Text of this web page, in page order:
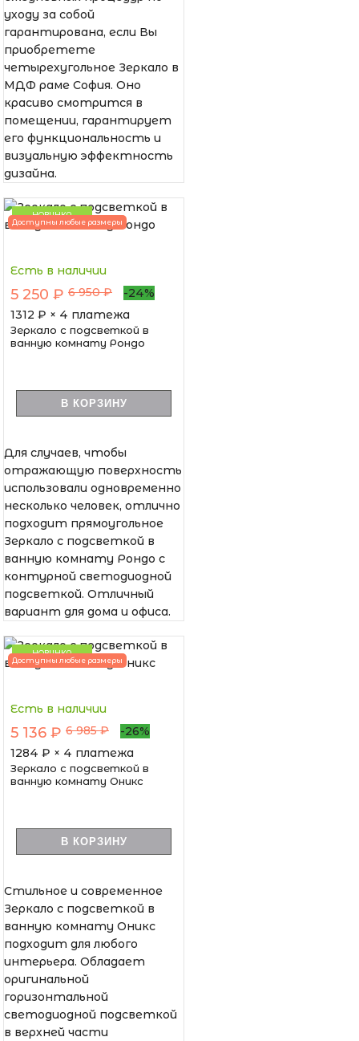
уходу за собой
гарантирована, если Вы
приобретете
четырехугольное Зеркало в
МДФ раме София. Оно
красиво смотрится в
помещении, гарантирует
его функциональность и
визуальную эффектность
дизайна.
НОВИНКА
Доступны любые размеры
Есть в наличии
5 250 ₽ 6 950 ₽
-24%
1312 ₽ × 4 платежа
Зеркало с подсветкой в
ванную комнату Рондо
В КОРЗИНУ
Для случаев, чтобы
отражающую поверхность
использовали одновременно
несколько человек, отлично
подходит прямоугольное
Зеркало с подсветкой в
ванную комнату Рондо с
контурной светодиодной
подсветкой. Отличный
вариант для дома и офиса.
НОВИНКА
Доступны любые размеры
Есть в наличии
5 136 ₽ 6 985 ₽
-26%
1284 ₽ × 4 платежа
Зеркало с подсветкой в
ванную комнату Оникс
В КОРЗИНУ
Стильное и современное
Зеркало с подсветкой в
ванную комнату Оникс
подходит для любого
интерьера. Обладает
оригинальной
горизонтальной
светодиодной подсветкой
в верхней части